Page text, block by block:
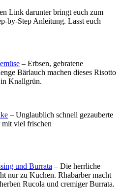
Link darunter bringt euch zum
by-Step Anleitung. Lasst euch
– Erbsen, gebratene
Bärlauch machen dieses Risotto
Knallgrün.
– Unglaublich schnell gezauberte
mit viel frischen
und Burrata – Die herrliche
nur zu Kuchen. Rhabarber macht
Rucola und cremiger Burrata.